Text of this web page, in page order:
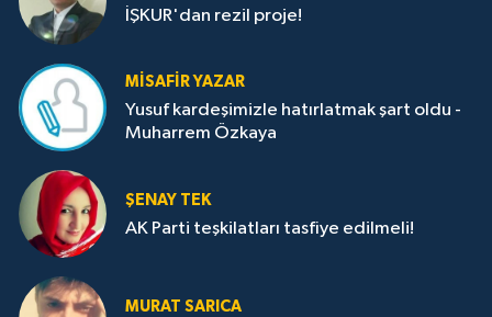
İŞKUR'dan rezil proje!
MISAFIR YAZAR
Yusuf kardeşimizle hatırlatmak şart oldu -
Muharrem Özkaya
ŞENAY TEK
AK Parti teşkilatları tasfiye edilmeli!
MURAT SARICA